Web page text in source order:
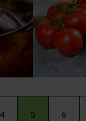
4 5 6